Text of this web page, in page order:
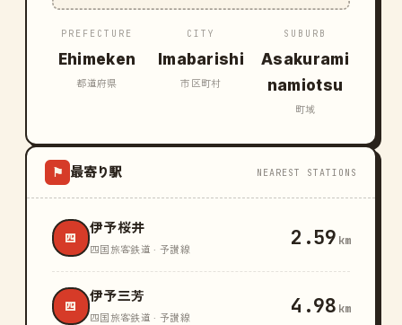
PREFECTURE
Ehimeken
都道府県
CITY
Imabarishi
市区町村
SUBURB
Asakurami
namiotsu
町域
⚑ 最寄り駅 NEAREST STATIONS
四
伊予桜井
四国旅客鉄道 · 予讃線 2.59 km
四
伊予三芳
四国旅客鉄道 · 予讃線 4.98 km